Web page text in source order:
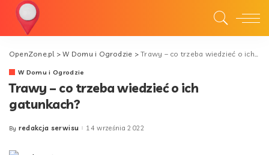
OpenZone.pl>W Domu i Ogrodzie >Trawy – co trzeba wiedzieć o ich gatunkach?
W Domu i Ogrodzie
Trawy – co trzeba wiedzieć o ich
gatunkach?
Posted
By redakcja serwisu 14 września 2022